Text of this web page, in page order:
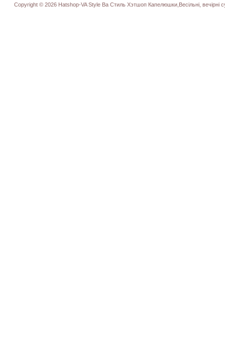
Copyright © 2026 Hatshop-VA Style Ва Стиль Хэтшоп Капелюшки,Весільні, вечірні